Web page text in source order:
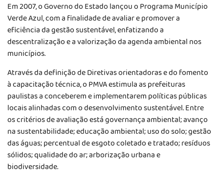
Em 2007, o Governo do Estado lançou o Programa Município
Verde Azul, com a finalidade de avaliar e promover a
eficiência da gestão sustentável, enfatizando a
descentralização e a valorização da agenda ambiental nos
municípios.
Através da definição de Diretivas orientadoras e do fomento
à capacitação técnica, o PMVA estimula as prefeituras
paulistas a conceberem e implementarem políticas públicas
locais alinhadas com o desenvolvimento sustentável. Entre
os critérios de avaliação está governança ambiental; avanço
na sustentabilidade; educação ambiental; uso do solo; gestão
das águas; percentual de esgoto coletado e tratado; resíduos
sólidos; qualidade do ar; arborização urbana e
biodiversidade.